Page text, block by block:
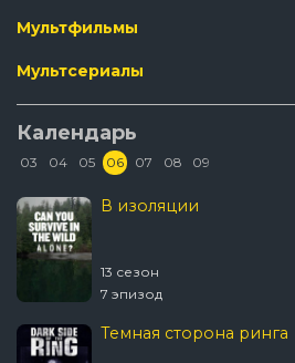
Мультфильмы
Мультсериалы
Календарь
03 04 05 06 07 08 09
В изоляции
13 сезон
7 эпизод
Темная сторона ринга